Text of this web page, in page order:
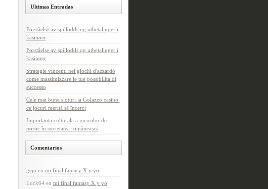
Ultimas Entradas
Forståelse av spillodds og utbetalinger i
kasinoer
Forståelse av spillodds og utbetalinger i
kasinoer
Strategie vincenti nei giochi d'azzardo
come massimizzare le tue possibilità di
successo
Cele mai bune sloturi la Golazzo casino:
ce jocuri merită să încerci
Importanța culturală a jocurilor de
noroc în societatea românească
Comentarios
gejo en mi final fantasy X y yo
Luck64en mi final fantasy X y yo